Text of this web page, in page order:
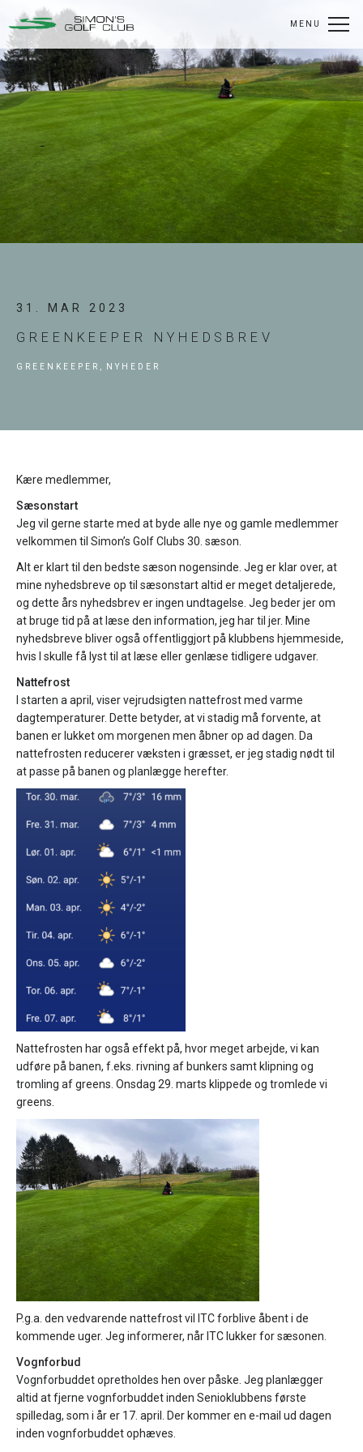
MENU
31. MAR 2023
GREENKEEPER NYHEDSBREV
GREENKEEPER, NYHEDER
Kære medlemmer,
Sæsonstart
Jeg vil gerne starte med at byde alle nye og gamle medlemmer
velkommen til Simon’s Golf Clubs 30. sæson.
Alt er klart til den bedste sæson nogensinde. Jeg er klar over, at
mine nyhedsbreve op til sæsonstart altid er meget detaljerede,
og dette års nyhedsbrev er ingen undtagelse. Jeg beder jer om
at bruge tid på at læse den information, jeg har til jer. Mine
nyhedsbreve bliver også offentliggjort på klubbens hjemmeside,
hvis I skulle få lyst til at læse eller genlæse tidligere udgaver.
Nattefrost
I starten a april, viser vejrudsigten nattefrost med varme
dagtemperaturer. Dette betyder, at vi stadig må forvente, at
banen er lukket om morgenen men åbner op ad dagen. Da
nattefrosten reducerer væksten i græsset, er jeg stadig nødt til
at passe på banen og planlægge herefter.
Nattefrosten har også effekt på, hvor meget arbejde, vi kan
udføre på banen, f.eks. rivning af bunkers samt klipning og
tromling af greens. Onsdag 29. marts klippede og tromlede vi
greens.
P.g.a. den vedvarende nattefrost vil ITC forblive åbent i de
kommende uger. Jeg informerer, når ITC lukker for sæsonen.
Vognforbud
Vognforbuddet opretholdes hen over påske. Jeg planlægger
altid at fjerne vognforbuddet inden Senioklubbens første
spilledag, som i år er 17. april. Der kommer en e-mail ud dagen
inden vognforbuddet ophæves.